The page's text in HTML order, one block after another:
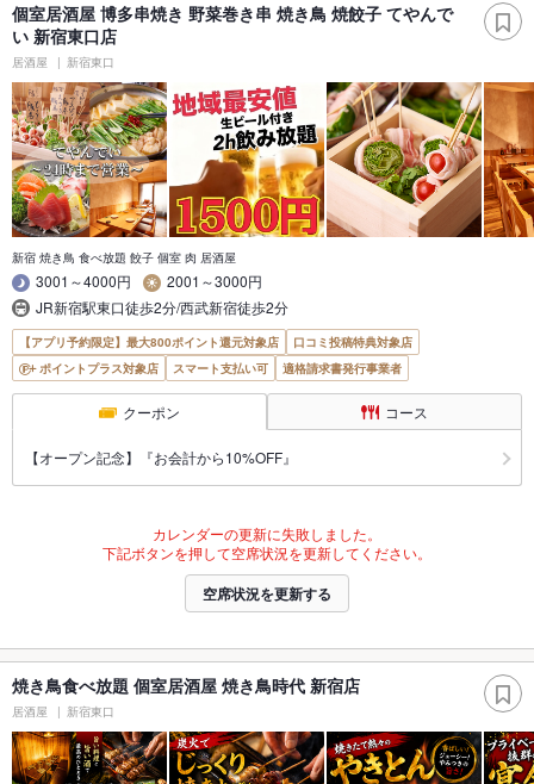
個室居酒屋 博多串焼き 野菜巻き串 焼き鳥 焼餃子 てやんで
い 新宿東口店
居酒屋 新宿東口
新宿 焼き鳥 食べ放題 餃子 個室 肉 居酒屋
3001～4000円
2001～3000円
JR新宿駅東口徒歩2分/西武新宿徒歩2分
【アプリ予約限定】最大800ポイント還元対象店
口コミ投稿特典対象店
ポイントプラス対象店
スマート支払い可 適格請求書発行事業者
クーポン コース
【オープン記念】『お会計から10%OFF』
カレンダーの更新に失敗しました。
下記ボタンを押して空席状況を更新してください。
空席状況を更新する
焼き鳥食べ放題 個室居酒屋 焼き鳥時代 新宿店
居酒屋 新宿東口